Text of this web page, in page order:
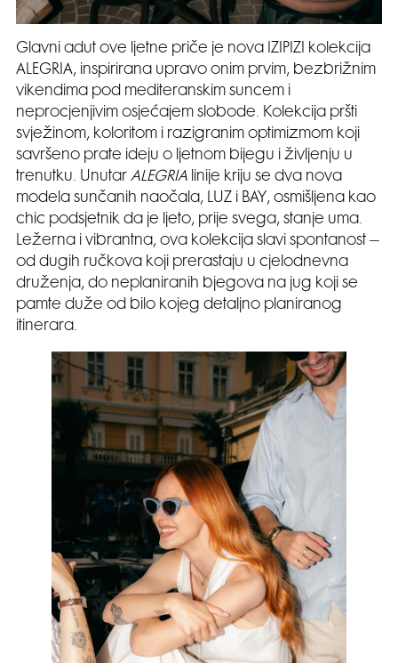
Glavni adut ove ljetne priče je nova IZIPIZI kolekcija
ALEGRIA, inspirirana upravo onim prvim, bezbrižnim
vikendima pod mediteranskim suncem i
neprocjenjivim osjećajem slobode. Kolekcija pršti
svježinom, koloritom i razigranim optimizmom koji
savršeno prate ideju o ljetnom bijegu i življenju u
trenutku. Unutar ALEGRIA linije kriju se dva nova
modela sunčanih naočala, LUZ i BAY, osmišljena kao
chic podsjetnik da je ljeto, prije svega, stanje uma.
Ležerna i vibrantna, ova kolekcija slavi spontanost –
od dugih ručkova koji prerastaju u cjelodnevna
druženja, do neplaniranih bjegova na jug koji se
pamte duže od bilo kojeg detaljno planiranog
itinerara.